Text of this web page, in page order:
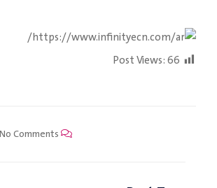
Post Views:66